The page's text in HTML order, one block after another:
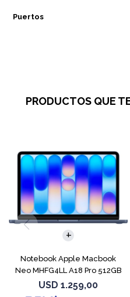
Puertos
PRODUCTOS QUE
Notebook Apple Macbook
Neo MHFG4LL A18 Pro 512GB
8GB Indigo
USD 1.259,00
COMPARAR